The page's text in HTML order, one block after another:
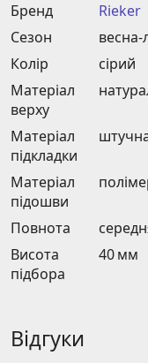
Бренд
Rieker
Сезон
весна-
Колір
сірий
Матеріал
верху
Матеріал
підкладки
Матеріал
підошви
Повнота
Висота
підбора
40 мм
Відгуки